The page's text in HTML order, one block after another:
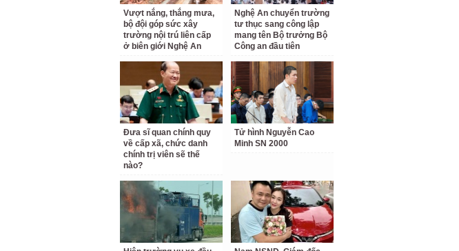
Vượt nắng, thắng mưa,
bộ đội góp sức xây
trường nội trú liên cấp
ở biên giới Nghệ An
Nghệ An chuyển trường
tư thục sang công lập
mang tên Bộ trưởng Bộ
Công an đầu tiên
Đưa sĩ quan chính quy
về cấp xã, chức danh
chính trị viên sẽ thế
nào?
Tử hình Nguyễn Cao
Minh SN 2000